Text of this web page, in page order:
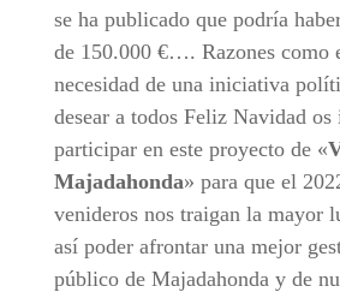
se ha publicado que podría
de 150.000 €…. Razones como
necesidad de una iniciativa
desear a todos Feliz Navidad
participar en este proyecto de «
Majadahonda» para que el
venideros nos traigan la mayor
así poder afrontar una mejor
público de Majadahonda y de